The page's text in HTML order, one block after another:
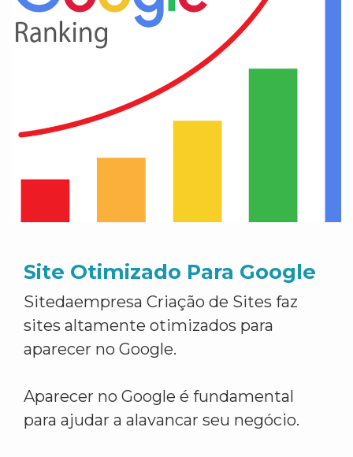
Site Otimizado Para Google
Sitedaempresa Criação de Sites faz
sites altamente otimizados para
aparecer no Google.
Aparecer no Google é fundamental
para ajudar a alavancar seu negócio.